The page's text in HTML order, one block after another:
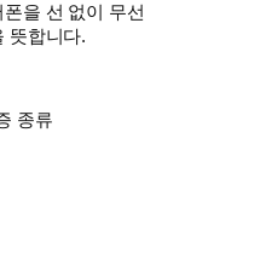
을 선 없이 무선
뜻합니다.
종류